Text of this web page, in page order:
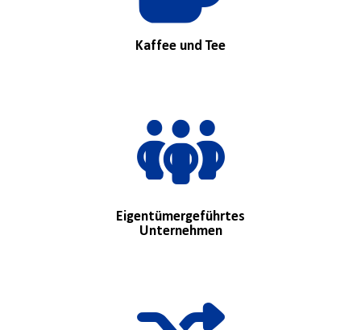
Kaffee und Tee
Eigentümergeführtes
Unternehmen